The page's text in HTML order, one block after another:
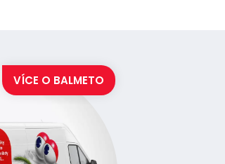
VÍCE O BALMETO